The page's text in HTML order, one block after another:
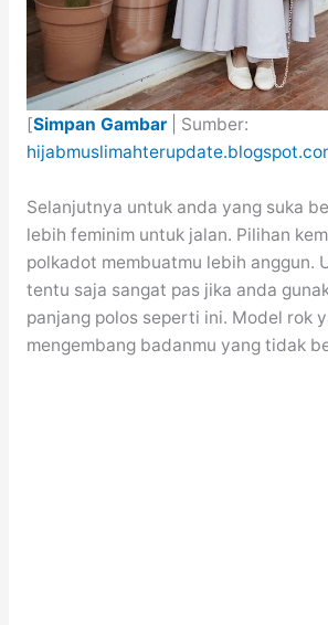
[Simpan Gambar| Sumber:
Selanjutnya untuk anda yang suka
lebih feminim untuk jalan. Pilihan
polkadot membuatmu lebih anggun.
tentu saja sangat pas jika anda
panjang polos seperti ini. Model rok
mengembang badanmu yang tidak